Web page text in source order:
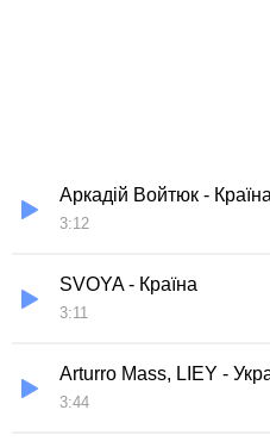
Аркадій Войтюк -
3:12
SVOYA - Країна
3:11
Arturro Mass, LIEY -
3:44